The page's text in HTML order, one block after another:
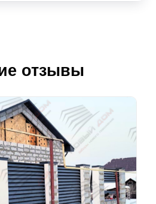
отзывы